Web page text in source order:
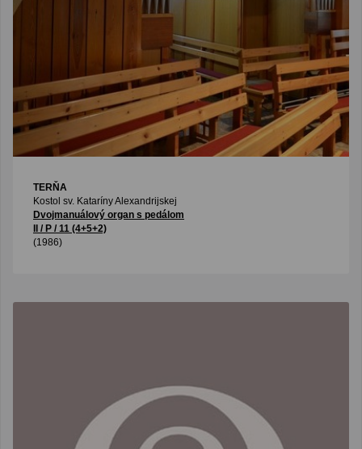
TERŇA
Kostol sv. Kataríny Alexandrijskej
Dvojmanuálový organ s pedálom
II / P / 11 (4+5+2)
(1986)